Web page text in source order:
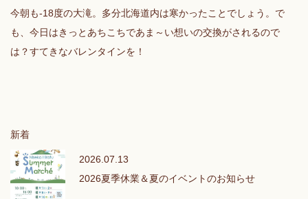
今朝も-18度の大滝。多分北海道内は寒かったことでしょう。で
も、今日はきっとあちこちであま～い想いの交換がされるので
は？すてきなバレンタインを！
新着
2026.07.13
2026夏季休業＆夏のイベントのお知らせ